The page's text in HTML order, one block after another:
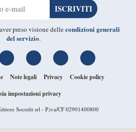
preso visione dellecondizioni generali
del servizio.
Note legali Privacy
Cookie policy
impostazioni privacy
Socedit srl - P.iva/CF 02901400800